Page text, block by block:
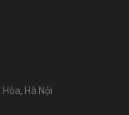
Hà Nội